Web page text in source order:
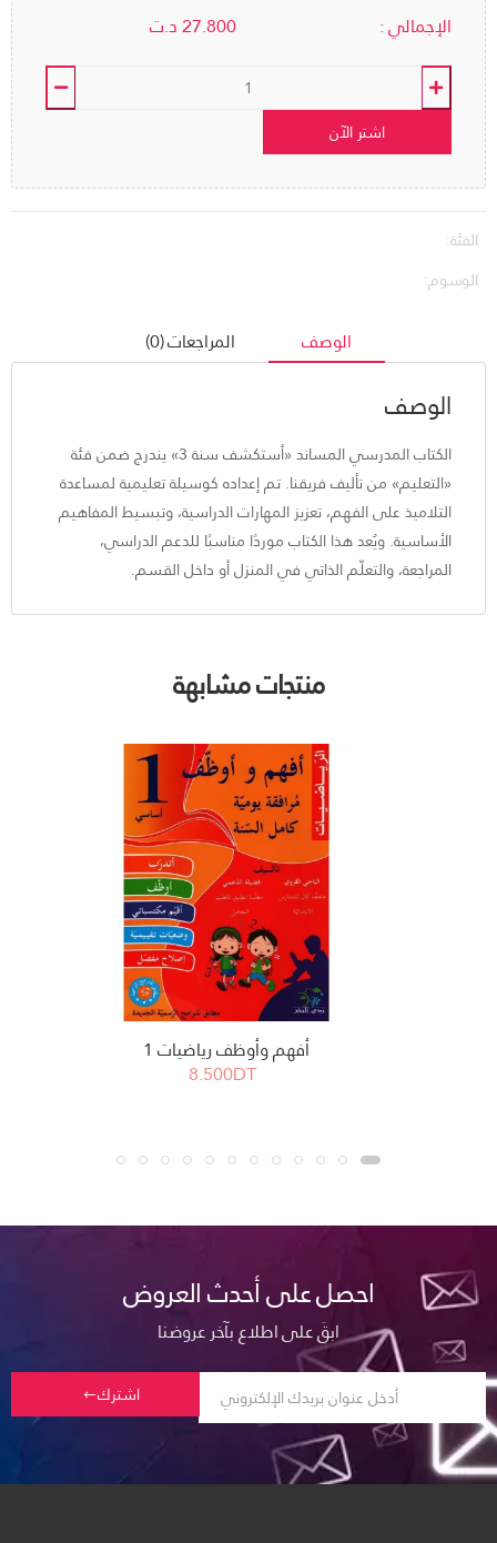
الإجمالي : 27.800د.ت
اشتر الآن
الفئة:
الوسوم:
الوصف المراجعات (0)
الوصف
الكتاب المدرسي المساند «أستكشف سنة 3» يندرج ضمن فئة
«التعليم» من تأليف فريقنا. تم إعداده كوسيلة تعليمية لمساعدة
التلاميذ على الفهم، تعزيز المهارات الدراسية، وتبسيط المفاهيم
الأساسية. ويُعد هذا الكتاب موردًا مناسبًا للدعم الدراسي،
المراجعة، والتعلّم الذاتي في المنزل أو داخل القسم.
منتجات مشابهة
أفهم وأوظف رياضيات 1
8.500DT
احصل على أحدث العروض
ابقَ على اطلاع بآخر عروضنا
اشترك